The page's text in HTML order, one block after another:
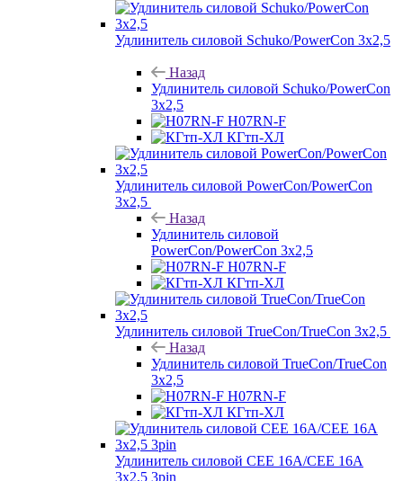
Удлинитель силовой Schuko/PowerCon 3х2,5
Назад
Удлинитель силовой Schuko/PowerCon
3х2,5
H07RN-F
КГтп-ХЛ
Удлинитель силовой PowerCon/PowerCon
3х2,5
Назад
Удлинитель силовой
PowerCon/PowerCon 3х2,5
H07RN-F
КГтп-ХЛ
Удлинитель силовой TrueCon/TrueCon 3х2,5
Назад
Удлинитель силовой TrueCon/TrueCon
3х2,5
H07RN-F
КГтп-ХЛ
Удлинитель силовой CEE 16A/CEE 16A
3х2,5 3pin